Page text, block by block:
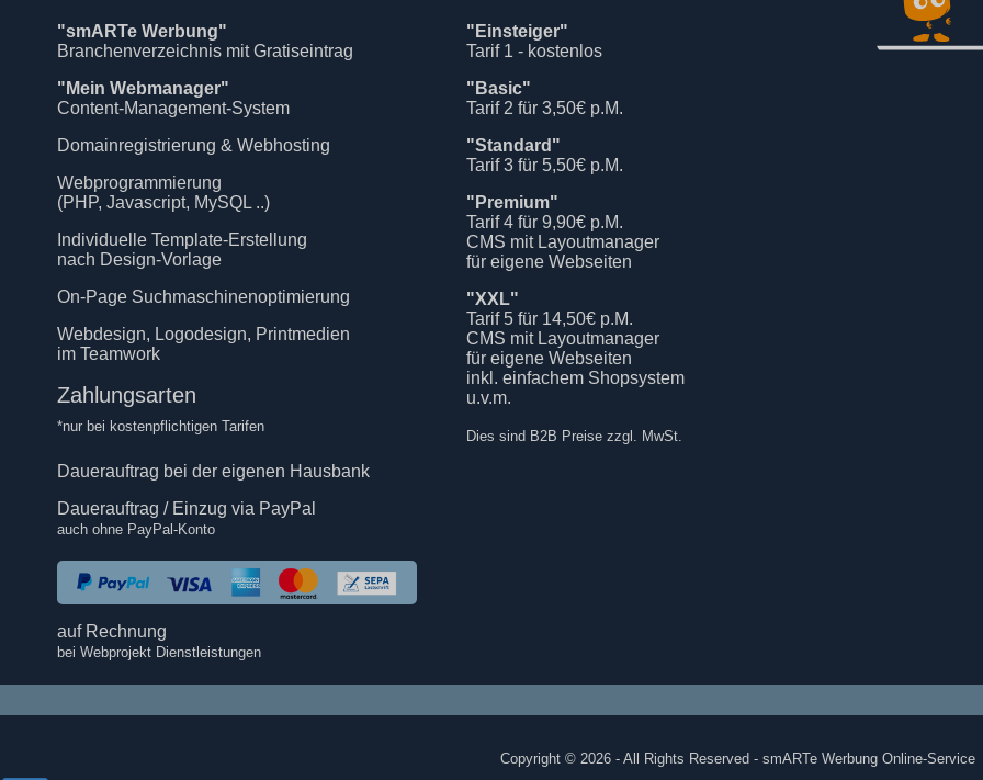
"smARTe Werbung"
Branchenverzeichnis mit Gratiseintrag
"Mein Webmanager"
Content-Management-System
Domainregistrierung & Webhosting
Webprogrammierung
(PHP, Javascript, MySQL ..)
Individuelle Template-Erstellung
nach Design-Vorlage
On-Page Suchmaschinenoptimierung
Webdesign, Logodesign, Printmedien
im Teamwork
Zahlungsarten
*nur bei kostenpflichtigen Tarifen
Dauerauftrag bei der eigenen Hausbank
Dauerauftrag / Einzug via PayPal
auch ohne PayPal-Konto
auf Rechnung
bei Webprojekt Dienstleistungen
"Einsteiger"
Tarif 1 - kostenlos
"Basic"
Tarif 2 für 3,50€ p.M.
"Standard"
Tarif 3 für 5,50€ p.M.
"Premium"
Tarif 4 für 9,90€ p.M.
CMS mit Layoutmanager
für eigene Webseiten
"XXL"
Tarif 5 für 14,50€ p.M.
CMS mit Layoutmanager
für eigene Webseiten
inkl. einfachem Shopsystem
u.v.m.
Dies sind B2B Preise zzgl. MwSt.
Copyright © 2026 - All Rights Reserved - smARTe Werbung Online-Service